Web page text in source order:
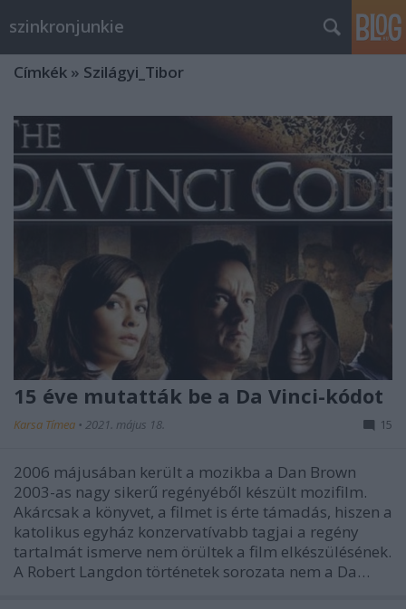
szinkronjunkie
Címkék » Szilágyi_Tibor
15 éve mutatták be a Da Vinci-kódot
Karsa Tímea • 2021. május 18. 15
2006 májusában került a mozikba a Dan Brown
2003-as nagy sikerű regényéből készült mozifilm.
Akárcsak a könyvet, a filmet is érte támadás, hiszen a
katolikus egyház konzervatívabb tagjai a regény
tartalmát ismerve nem örültek a film elkészülésének.
A Robert Langdon történetek sorozata nem a Da…